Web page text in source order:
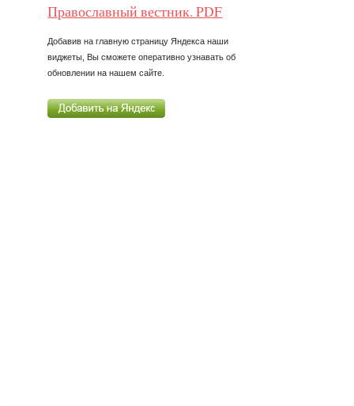
Православный вестник. PDF
Добавив на главную страницу Яндекса наши
виджеты, Вы сможете оперативно узнавать об
обновлении на нашем сайте.